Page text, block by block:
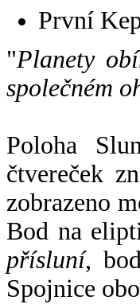
První
"Planety
společném
Poloha
čtvereček
zobrazeno
Bod na
přísluní,
Spojnice